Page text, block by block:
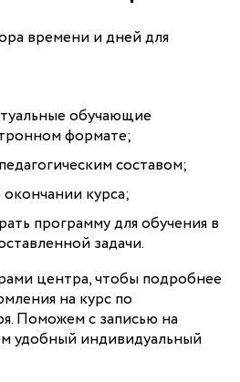
времени и дней для
обучающие
формате;
составом;
курса;
программу для обучения в
задачи.
центра, чтобы подробнее
на курс по
Поможем с записью на
удобный индивидуальный